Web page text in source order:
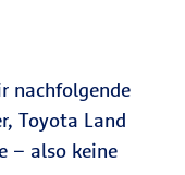
nachfolgende
Toyota Land
– also keine